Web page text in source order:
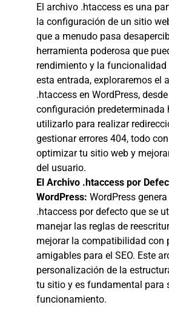
El archivo .htaccess es una
la configuración de un sitio
que a menudo pasa
herramienta poderosa que
rendimiento y la funcionalidad
esta entrada, exploraremos el
.htaccess en WordPress,
configuración predeterminada
utilizarlo para realizar
gestionar errores 404, todo
optimizar tu sitio web y
del usuario.
El Archivo .htaccess por
WordPress: WordPress
.htaccess por defecto que se
manejar las reglas de
mejorar la compatibilidad con
amigables para el SEO. Este
personalización de la
tu sitio y es fundamental para
funcionamiento.